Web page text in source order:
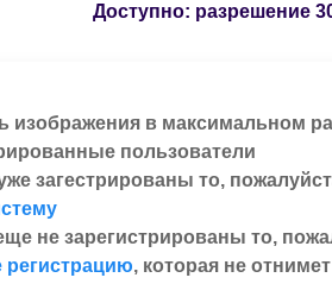
Доступно: разрешение
изображения в максимальном
пользователи
загестрированы то,
не зарегистрированы то,
регистрацию, которая не